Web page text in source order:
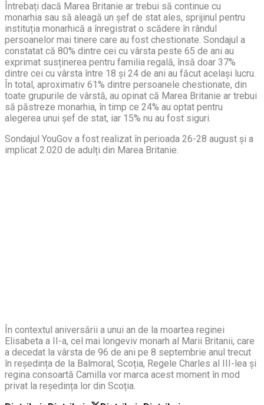
Întrebați dacă Marea Britanie ar trebui să continue cu
monarhia sau să aleagă un șef de stat ales, sprijinul pentru
instituția monarhică a înregistrat o scădere în rândul
persoanelor mai tinere care au fost chestionate. Sondajul a
constatat că 80% dintre cei cu vârsta peste 65 de ani au
exprimat susținerea pentru familia regală, însă doar 37%
dintre cei cu vârsta între 18 și 24 de ani au făcut același lucru.
În total, aproximativ 61% dintre persoanele chestionate, din
toate grupurile de vârstă, au opinat că Marea Britanie ar trebui
să păstreze monarhia, în timp ce 24% au optat pentru
alegerea unui șef de stat, iar 15% nu au fost siguri.
Sondajul YouGov a fost realizat în perioada 26-28 august și a
implicat 2.020 de adulți din Marea Britanie.
În contextul aniversării a unui an de la moartea reginei
Elisabeta a II-a, cel mai longeviv monarh al Marii Britanii, care
a decedat la vârsta de 96 de ani pe 8 septembrie anul trecut
în reședința de la Balmoral, Scoția, Regele Charles al III-lea și
regina consoartă Camilla vor marca acest moment în mod
privat la reședința lor din Scoția.